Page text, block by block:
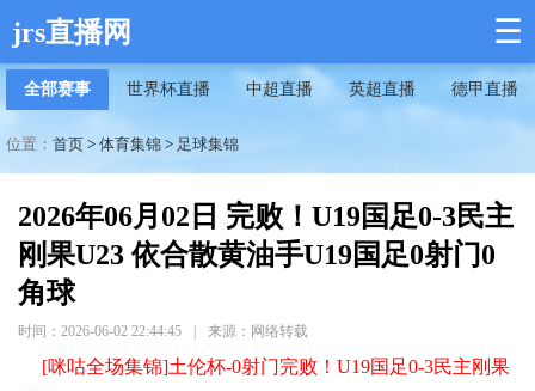
jrs直播网 ☰
全部赛事 世界杯直播 中超直播 英超直播 德甲直播
位置： 首页 > 体育集锦 > 足球集锦
2026年06月02日 完败！U19国足0-3民主
刚果U23 依合散黄油手U19国足0射门0
角球
时间：2026-06-02 22:44:45 来源：网络转载
[咪咕全场集锦]土伦杯-0射门完败！U19国足0-3民主刚果